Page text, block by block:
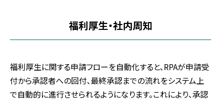
福利厚生・社内周知
福利厚生に関する申請フローを自動化すると、RPAが申請受
付から承認者への回付、最終承認までの流れをシステム上
で自動的に進行させられるようになります。これにより、承認